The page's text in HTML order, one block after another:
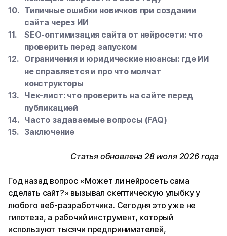
Типичные ошибки новичков при создании
сайта через ИИ
SEO-оптимизация сайта от нейросети: что
проверить перед запуском
Ограничения и юридические нюансы: где ИИ
не справляется и про что молчат
конструкторы
Чек-лист: что проверить на сайте перед
публикацией
Часто задаваемые вопросы (FAQ)
Заключение
Статья обновлена 28 июля 2026 года
Год назад вопрос «Может ли нейросеть сама
сделать сайт?» вызывал скептическую улыбку у
любого веб-разработчика. Сегодня это уже не
гипотеза, а рабочий инструмент, который
используют тысячи предпринимателей,